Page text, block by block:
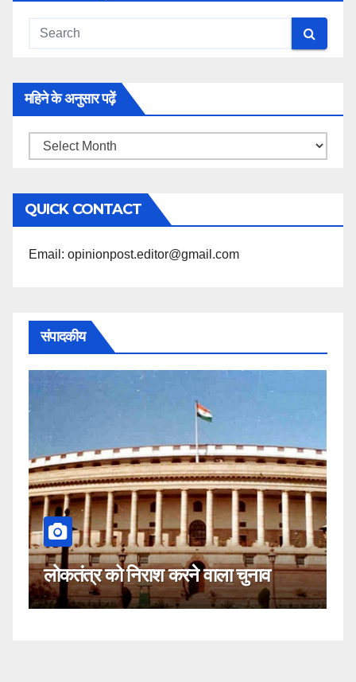
महिने के अनुसार पढ़ें
महिने
अनुसार
पढ़ें
QUICK CONTACT
Email: opinionpost.editor@gmail.com
संपादकीय
करने वाला चुनाव
कहीं यह सीजेआई के
नहीं!